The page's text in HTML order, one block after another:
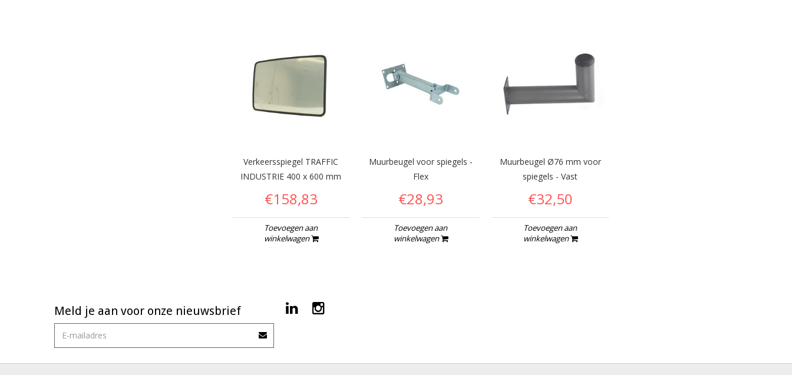
Verkeersspiegel TRAFFIC
INDUSTRIE 400 x 600 mm
€158,83
Toevoegen aan
winkelwagen
Muurbeugel voor spiegels -
Flex
€28,93
Toevoegen aan
winkelwagen
Muurbeugel Ø76 mm voor
spiegels - Vast
€32,50
Toevoegen aan
winkelwagen
Meld je aan voor onze nieuwsbrief